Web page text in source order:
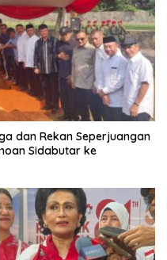
dan Rekan Seperjuangan
Sidabutar ke